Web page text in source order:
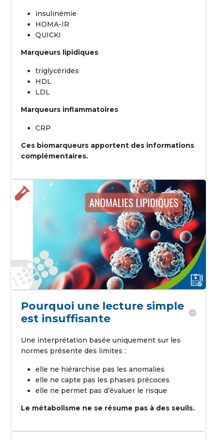
insulinémie
HOMA-IR
QUICKI
Marqueurs lipidiques
triglycérides
HDL
LDL
Marqueurs inflammatoires
CRP
Ces biomarqueurs apportent des informations
complémentaires.
Pourquoi une lecture simple
est insuffisante
Une interprétation basée uniquement sur les
normes présente des limites :
elle ne hiérarchise pas les anomalies
elle ne capte pas les phases précoces
elle ne permet pas d’évaluer le risque
Le métabolisme ne se résume pas à des seuils.